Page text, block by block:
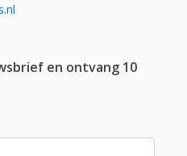
en ontvang 10